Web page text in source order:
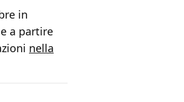
in
a partire
nella